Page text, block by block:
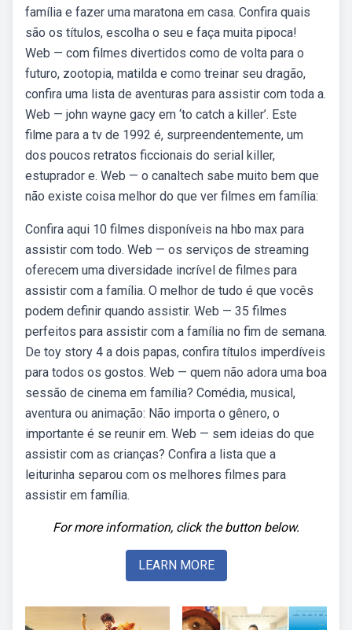
família e fazer uma maratona em casa. Confira quais
são os títulos, escolha o seu e faça muita pipoca!
Web — com filmes divertidos como de volta para o
futuro, zootopia, matilda e como treinar seu dragão,
confira uma lista de aventuras para assistir com toda a.
Web — john wayne gacy em ‘to catch a killer’. Este
filme para a tv de 1992 é, surpreendentemente, um
dos poucos retratos ficcionais do serial killer,
estuprador e. Web — o canaltech sabe muito bem que
não existe coisa melhor do que ver filmes em família:
Confira aqui 10 filmes disponíveis na hbo max para
assistir com todo. Web — os serviços de streaming
oferecem uma diversidade incrível de filmes para
assistir com a família. O melhor de tudo é que vocês
podem definir quando assistir. Web — 35 filmes
perfeitos para assistir com a família no fim de semana.
De toy story 4 a dois papas, confira títulos imperdíveis
para todos os gostos. Web — quem não adora uma boa
sessão de cinema em família? Comédia, musical,
aventura ou animação: Não importa o gênero, o
importante é se reunir em. Web — sem ideias do que
assistir com as crianças? Confira a lista que a
leiturinha separou com os melhores filmes para
assistir em família.
For more information, click the button below.
LEARN MORE